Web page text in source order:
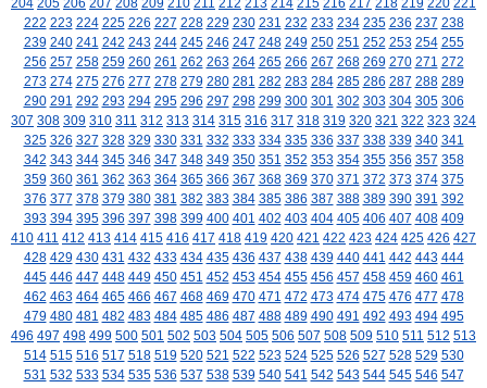
204 205 206 207 208 209 210 211 212 213 214 215 216 217 218 219 220 221
222 223 224 225 226 227 228 229 230 231 232 233 234 235 236 237 238
239 240 241 242 243 244 245 246 247 248 249 250 251 252 253 254 255
256 257 258 259 260 261 262 263 264 265 266 267 268 269 270 271 272
273 274 275 276 277 278 279 280 281 282 283 284 285 286 287 288 289
290 291 292 293 294 295 296 297 298 299 300 301 302 303 304 305 306
307 308 309 310 311 312 313 314 315 316 317 318 319 320 321 322 323 324
325 326 327 328 329 330 331 332 333 334 335 336 337 338 339 340 341
342 343 344 345 346 347 348 349 350 351 352 353 354 355 356 357 358
359 360 361 362 363 364 365 366 367 368 369 370 371 372 373 374 375
376 377 378 379 380 381 382 383 384 385 386 387 388 389 390 391 392
393 394 395 396 397 398 399 400 401 402 403 404 405 406 407 408 409
410 411 412 413 414 415 416 417 418 419 420 421 422 423 424 425 426 427
428 429 430 431 432 433 434 435 436 437 438 439 440 441 442 443 444
445 446 447 448 449 450 451 452 453 454 455 456 457 458 459 460 461
462 463 464 465 466 467 468 469 470 471 472 473 474 475 476 477 478
479 480 481 482 483 484 485 486 487 488 489 490 491 492 493 494 495
496 497 498 499 500 501 502 503 504 505 506 507 508 509 510 511 512 513
514 515 516 517 518 519 520 521 522 523 524 525 526 527 528 529 530
531 532 533 534 535 536 537 538 539 540 541 542 543 544 545 546 547